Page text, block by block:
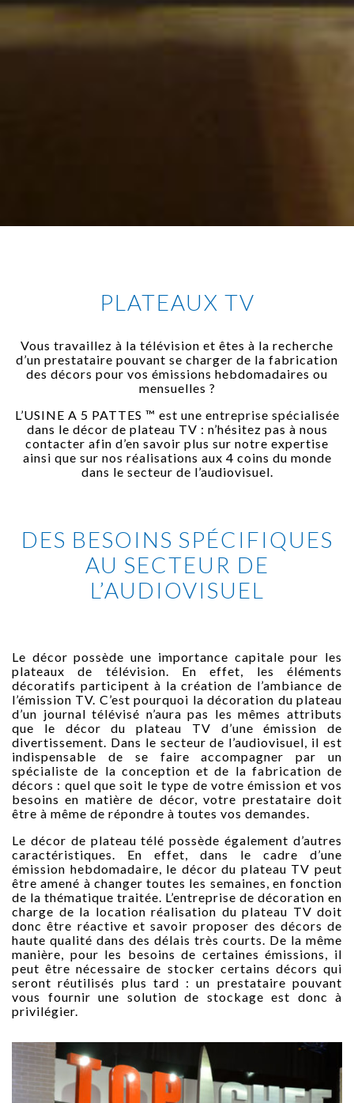
PLATEAUX TV
Vous travaillez à la télévision et êtes à la recherche
d’un prestataire pouvant se charger de la fabrication
des décors pour vos émissions hebdomadaires ou
mensuelles ?
L’USINE A 5 PATTES ™ est une entreprise spécialisée
dans le décor de plateau TV : n’hésitez pas à nous
contacter afin d’en savoir plus sur notre expertise
ainsi que sur nos réalisations aux 4 coins du monde
dans le secteur de l’audiovisuel.
DES BESOINS SPÉCIFIQUES
AU SECTEUR DE
L’AUDIOVISUEL
Le décor possède une importance capitale pour les
plateaux de télévision. En effet, les éléments
décoratifs participent à la création de l’ambiance de
l’émission TV. C’est pourquoi la décoration du plateau
d’un journal télévisé n’aura pas les mêmes attributs
que le décor du plateau TV d’une émission de
divertissement. Dans le secteur de l’audiovisuel, il est
indispensable de se faire accompagner par un
spécialiste de la conception et de la fabrication de
décors : quel que soit le type de votre émission et vos
besoins en matière de décor, votre prestataire doit
être à même de répondre à toutes vos demandes.
Le décor de plateau télé possède également d’autres
caractéristiques. En effet, dans le cadre d’une
émission hebdomadaire, le décor du plateau TV peut
être amené à changer toutes les semaines, en fonction
de la thématique traitée. L’entreprise de décoration en
charge de la location réalisation du plateau TV doit
donc être réactive et savoir proposer des décors de
haute qualité dans des délais très courts. De la même
manière, pour les besoins de certaines émissions, il
peut être nécessaire de stocker certains décors qui
seront réutilisés plus tard : un prestataire pouvant
vous fournir une solution de stockage est donc à
privilégier.